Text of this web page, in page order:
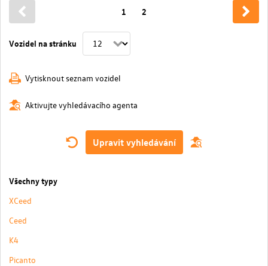
Vozidel na stránku
1 2
Vytisknout seznam vozidel
Aktivujte vyhledávacího agenta
Upravit vyhledávání
Všechny typy
XCeed
Ceed
K4
Picanto